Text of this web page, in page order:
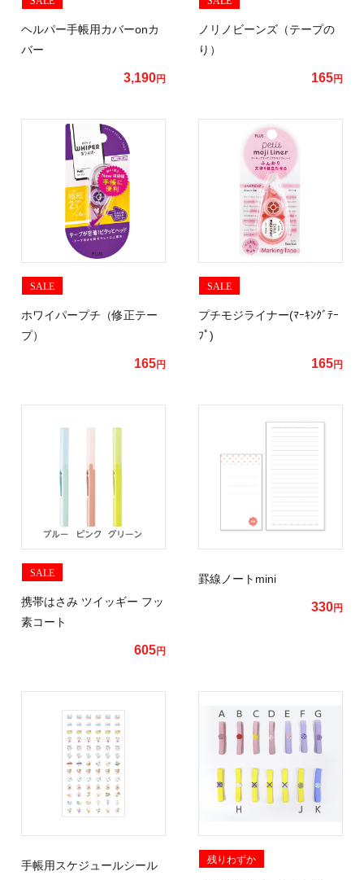
ヘルパー手帳用カバーonカ
バー
3,190円
ノリノビーンズ（テープの
り）
165円
SALE
ホワイパープチ（修正テー
プ）
165円
SALE
プチモジライナー(ﾏｰｷﾝｸﾞﾃｰ
ﾌﾟ)
165円
SALE
携帯はさみ ツイッギー フッ
素コート
605円
罫線ノートmini
330円
手帳用スケジュールシール 残りわずか